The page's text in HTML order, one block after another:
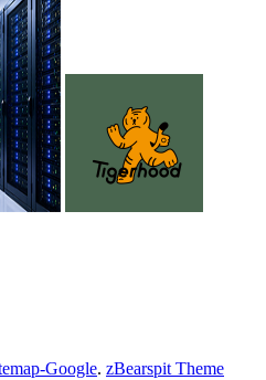
Google. zBearspit Theme